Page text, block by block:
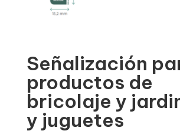
Señalización
productos de
bricolaje y
y juguetes